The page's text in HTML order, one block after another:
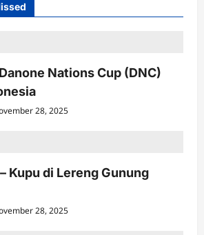
Nations Cup (DNC)
28, 2025
Kupu di Lereng Gunung
28, 2025